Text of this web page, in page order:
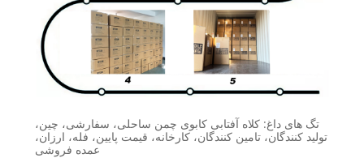
تگ های داغ: کلاه آفتابی کابوی چمن ساحلی، سفارشی، چین،
تولید کنندگان، تامین کنندگان، کارخانه، قیمت پایین، فله، ارزان،
عمده فروشی